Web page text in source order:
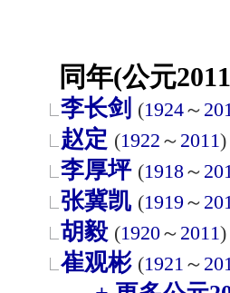
同年(公元2011
李长剑 (1924～
赵定 (1922 ～ 2011)
李厚坪 (1918～
张冀凯 (1919 ～
胡毅 (1920～ 2011)
崔观彬 (1921 ～